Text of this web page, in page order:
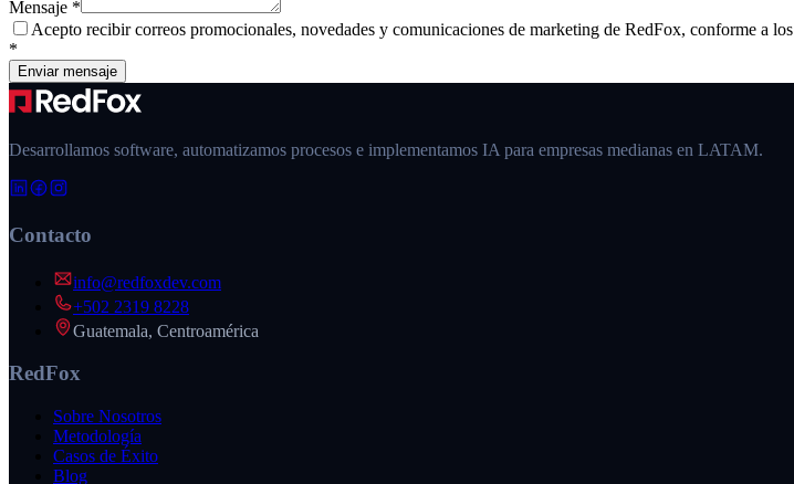
Mensaje *
Acepto recibir correos promocionales, novedades y comunicaciones de marketing de RedFox, conforme a los
*
Enviar mensaje
Desarrollamos software, automatizamos procesos e implementamos IA para empresas medianas en LATAM.
Contacto
info@redfoxdev.com
+502 2319 8228
Guatemala, Centroamérica
RedFox
Sobre Nosotros
Metodología
Casos de Éxito
Blog